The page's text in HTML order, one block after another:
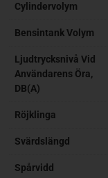
Cylindervolym
Bensintank Volym
Ljudtrycksnivå Vid
Användarens Öra,
DB(A)
Röjklinga
Svärdslängd
Spårvidd